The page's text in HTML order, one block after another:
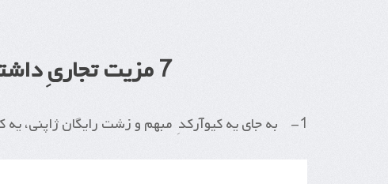
7 مزیت تجاریِ داشتن این مدل کیوآرکد هدیه
1- به جای یه کیوآرکدِ مبهم و زشت رایگان ژاپنی، یه کیوآرکد